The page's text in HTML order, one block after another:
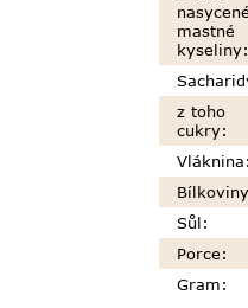
mastné
kyseliny:
z toho
cukry:
Vláknina:
Bílkoviny
Sůl:
Porce:
Gram: